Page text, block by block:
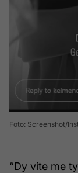
Foto: Screenshot/
“Dy vite me